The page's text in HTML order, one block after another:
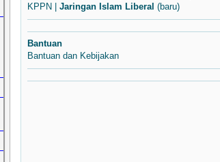
KPPN
Jaringan Islam Liberal (baru)
Bantuan
Bantuan dan Kebijakan